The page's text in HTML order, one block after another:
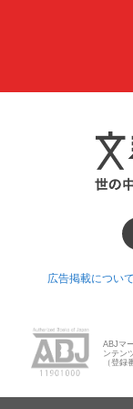
広告掲載について
ABJマ
ンテン
（登録